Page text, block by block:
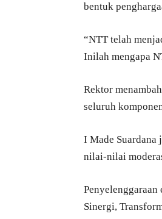
bentuk
“NTT telah
Inilah mengapa
Rektor
seluruh
I Made Suardana
nilai-nilai
Sinergi,